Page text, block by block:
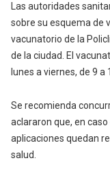
Las autoridades
sobre su esquema de
vacunatorio de la
de la ciudad. El
lunes a viernes, de 9 a
Se recomienda
aclararon que, en
aplicaciones quedan
salud.